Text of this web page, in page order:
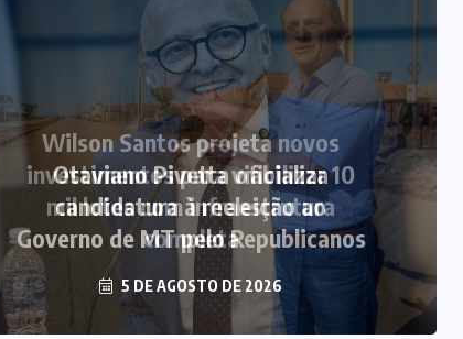
Otaviano Pivetta oficializa
candidatura à reeleição ao
Governo de MT pelo Republicanos
5 DE AGOSTO DE 2026